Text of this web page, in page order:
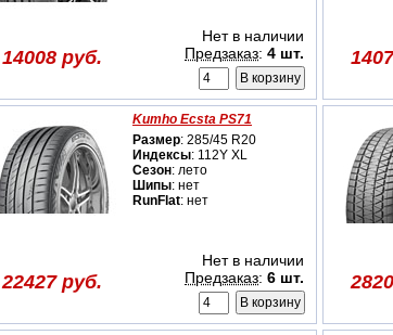
14008 руб.
Нет в наличии
Предзаказ: 4 шт.
Kumho Ecsta PS71
Размер: 285/45 R20
Индексы: 112Y XL
Сезон: лето
Шипы: нет
RunFlat: нет
22427 руб.
Нет в наличии
Предзаказ: 6 шт.